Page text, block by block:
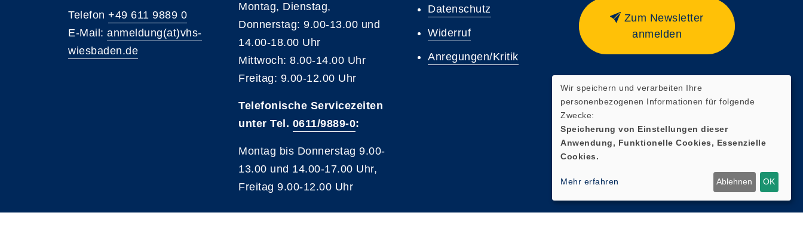
Telefon +49 611 9889 0
E-Mail: anmeldung(at)vhs-
wiesbaden.de
Montag, Dienstag,
Donnerstag: 9.00-13.00 und
14.00-18.00 Uhr
Mittwoch: 8.00-14.00 Uhr
Freitag: 9.00-12.00 Uhr
Telefonische Servicezeiten
unter Tel. 0611/9889-0:
Montag bis Donnerstag 9.00-
13.00 und 14.00-17.00 Uhr,
Freitag 9.00-12.00 Uhr
Datenschutz
Widerruf
Anregungen/Kritik
Zum Newsletter
anmelden
Widerrufsformular
Wir speichern und verarbeiten Ihre
personenbezogenen Informationen für folgende
Zwecke:
Speicherung von Einstellungen dieser
Anwendung, Funktionelle Cookies, Essenzielle
Cookies.
Mehr erfahren Ablehnen OK